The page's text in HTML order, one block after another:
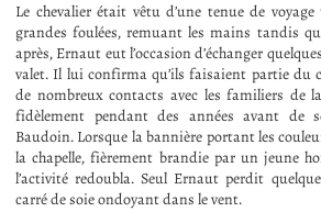
Le chevalier était vêtu d’une tenue de
grandes foulées, remuant les mains tandis
après, Ernaut eut l’occasion d’échanger
valet. Il lui confirma qu’ils faisaient partie du
de nombreux contacts avec les familiers de
fidèlement pendant des années avant de
Baudoin. Lorsque la bannière portant les
la chapelle, fièrement brandie par un jeune
l’activité redoubla. Seul Ernaut perdit
carré de soie ondoyant dans le vent.